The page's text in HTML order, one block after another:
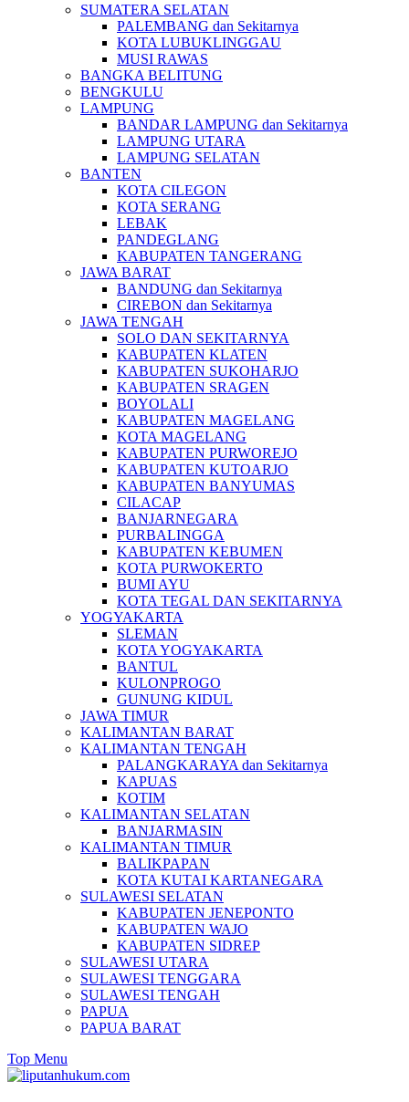
SUMATERA SELATAN
PALEMBANG dan Sekitarnya
KOTA LUBUKLINGGAU
MUSI RAWAS
BANGKA BELITUNG
BENGKULU
LAMPUNG
BANDAR LAMPUNG dan Sekitarnya
LAMPUNG UTARA
LAMPUNG SELATAN
BANTEN
KOTA CILEGON
KOTA SERANG
LEBAK
PANDEGLANG
KABUPATEN TANGERANG
JAWA BARAT
BANDUNG dan Sekitarnya
CIREBON dan Sekitarnya
JAWA TENGAH
SOLO DAN SEKITARNYA
KABUPATEN KLATEN
KABUPATEN SUKOHARJO
KABUPATEN SRAGEN
BOYOLALI
KABUPATEN MAGELANG
KOTA MAGELANG
KABUPATEN PURWOREJO
KABUPATEN KUTOARJO
KABUPATEN BANYUMAS
CILACAP
BANJARNEGARA
PURBALINGGA
KABUPATEN KEBUMEN
KOTA PURWOKERTO
BUMI AYU
KOTA TEGAL DAN SEKITARNYA
YOGYAKARTA
SLEMAN
KOTA YOGYAKARTA
BANTUL
KULONPROGO
GUNUNG KIDUL
JAWA TIMUR
KALIMANTAN BARAT
KALIMANTAN TENGAH
PALANGKARAYA dan Sekitarnya
KAPUAS
KOTIM
KALIMANTAN SELATAN
BANJARMASIN
KALIMANTAN TIMUR
BALIKPAPAN
KOTA KUTAI KARTANEGARA
SULAWESI SELATAN
KABUPATEN JENEPONTO
KABUPATEN WAJO
KABUPATEN SIDREP
SULAWESI UTARA
SULAWESI TENGGARA
SULAWESI TENGAH
PAPUA
PAPUA BARAT
Top Menu